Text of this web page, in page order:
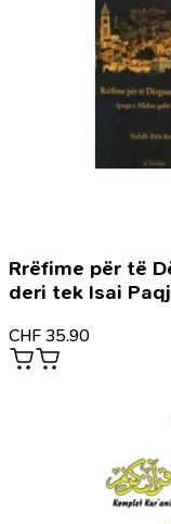
Rrëfime për të
deri tek Isai
CHF 35.90